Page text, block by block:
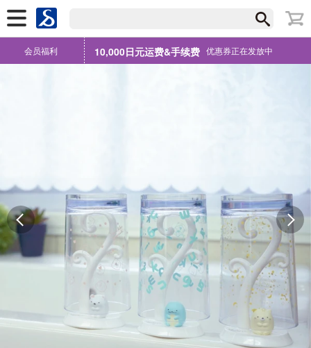
会员福利 10,000日元运费&手续费 优惠券正在发放中